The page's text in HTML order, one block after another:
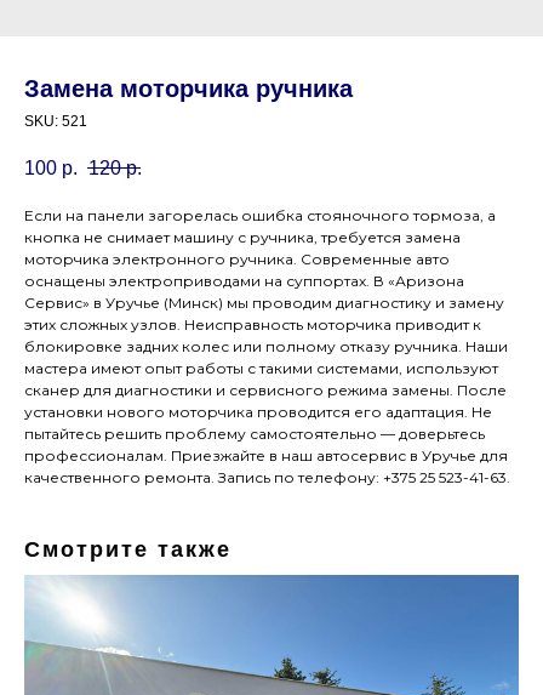
Замена моторчика ручника
SKU: 521
100 р. 120 р.
Если на панели загорелась ошибка стояночного тормоза, а
кнопка не снимает машину с ручника, требуется замена
моторчика электронного ручника. Современные авто
оснащены электроприводами на суппортах. В «Аризона
Сервис» в Уручье (Минск) мы проводим диагностику и замену
этих сложных узлов. Неисправность моторчика приводит к
блокировке задних колес или полному отказу ручника. Наши
мастера имеют опыт работы с такими системами, используют
сканер для диагностики и сервисного режима замены. После
установки нового моторчика проводится его адаптация. Не
пытайтесь решить проблему самостоятельно — доверьтесь
профессионалам. Приезжайте в наш автосервис в Уручье для
качественного ремонта. Запись по телефону: +375 25 523-41-63.
Смотрите также